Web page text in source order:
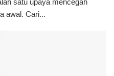
satu upaya mencegah
awal. Cari...